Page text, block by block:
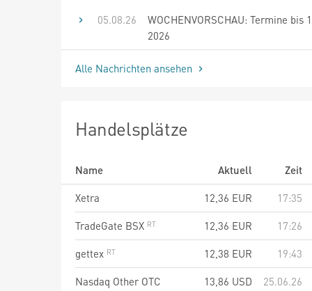
05.08.26
WOCHENVORSCHAU: Termine bis
2026
Alle Nachrichten ansehen
Handelsplätze
Name Aktuell
Zeit
Xetra
12,36 EUR
17:35
TradeGate BSX
12,36 EUR
17:26
gettex
12,38 EUR
19:43
Nasdaq Other OTC
13,86 USD
25.06.26